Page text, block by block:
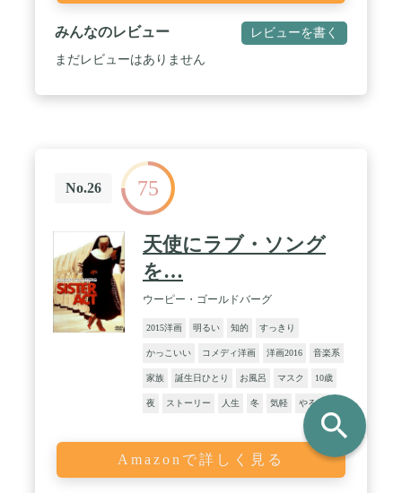
みんなのレビュー レビューを書く
まだレビューはありません
No.26 75
天使にラブ・ソング
を…
ウーピー・ゴールドバーグ
2015洋画 明るい 知的 すっきり
かっこいい コメディ洋画 洋画2016 音楽系
家族 誕生日ひとり お風呂 マスク 10歳
夜 ストーリー 人生 冬 気軽 やる気
Amazonで詳しく見る
search